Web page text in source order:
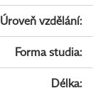
Úroveň vzdělání:
Forma studia:
Délka: